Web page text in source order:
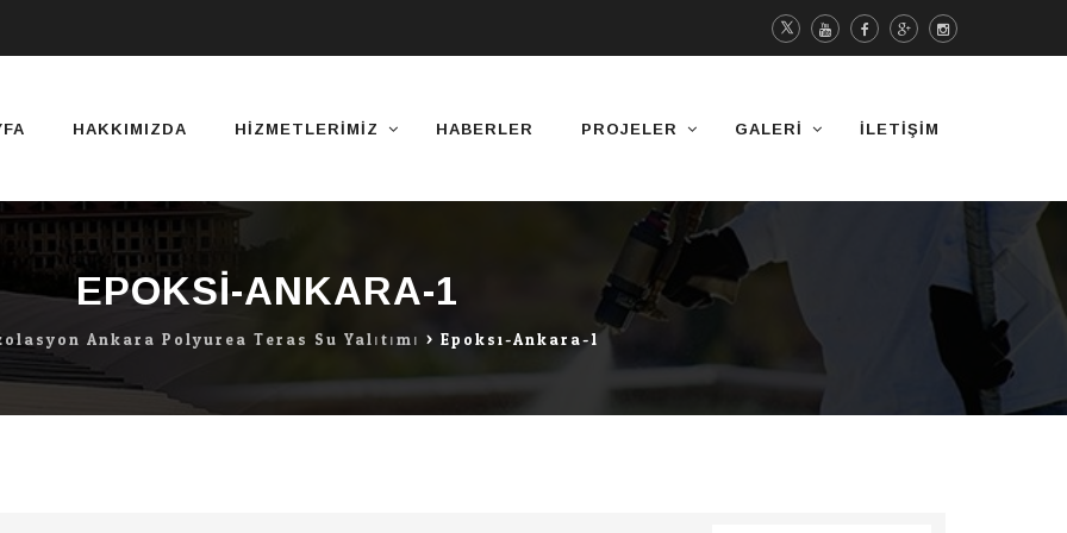
HAKKIMIZDA HIZMETLERIMIZ HABERLER PROJELER GALERI İLETIŞIM
EPOKSI-ANKARA-1
Ankara Polyurea Teras Su Yalıtımı > Epoksi-Ankara-1